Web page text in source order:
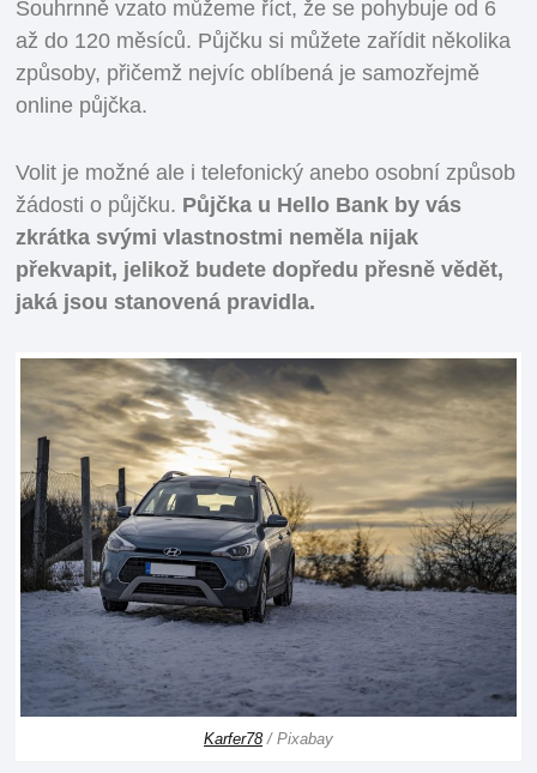
Souhrnně vzato můžeme říct, že se pohybuje od 6
až do 120 měsíců. Půjčku si můžete zařídit několika
způsoby, přičemž nejvíc oblíbená je samozřejmě
online půjčka.
Volit je možné ale i telefonický anebo osobní způsob
žádosti o půjčku. Půjčka u Hello Bank by vás
zkrátka svými vlastnostmi neměla nijak
překvapit, jelikož budete dopředu přesně vědět,
jaká jsou stanovená pravidla.
Karfer78 / Pixabay